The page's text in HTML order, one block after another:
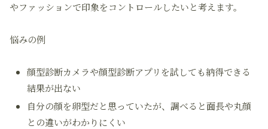
やファッションで印象をコントロールしたいと考えます。
悩みの例
顔型診断カメラや顔型診断アプリを試しても納得できる
結果が出ない
自分の顔を卵型だと思っていたが、調べると面長や丸顔
との違いがわかりにくい